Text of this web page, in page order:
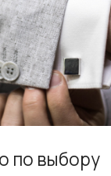
гайды, а в нашем
советы, новые
пропустить.
действовать —
о чём мы пишем, можно